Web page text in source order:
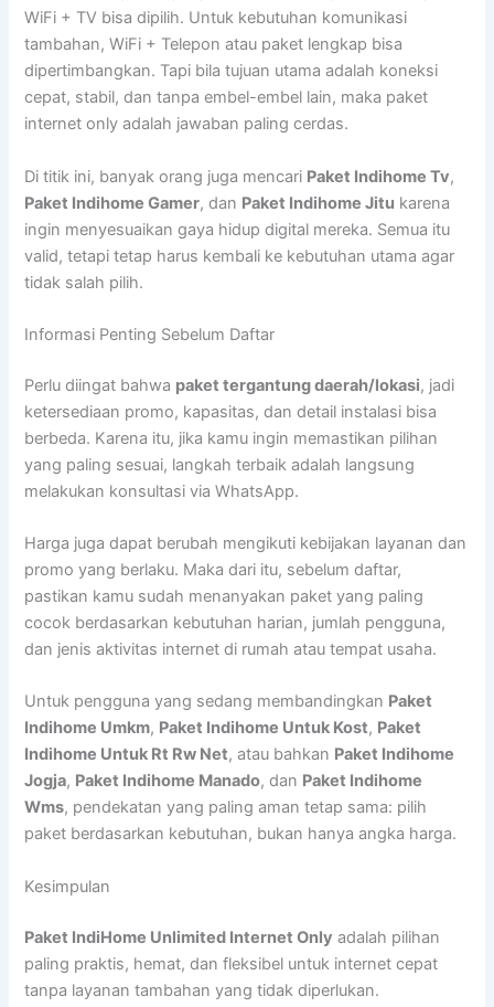
WiFi + TV bisa dipilih. Untuk kebutuhan komunikasi
tambahan, WiFi + Telepon atau paket lengkap bisa
dipertimbangkan. Tapi bila tujuan utama adalah koneksi
cepat, stabil, dan tanpa embel-embel lain, maka paket
internet only adalah jawaban paling cerdas.
Di titik ini, banyak orang juga mencari Paket Indihome Tv,
Paket Indihome Gamer, dan Paket Indihome Jitu karena
ingin menyesuaikan gaya hidup digital mereka. Semua itu
valid, tetapi tetap harus kembali ke kebutuhan utama agar
tidak salah pilih.
Informasi Penting Sebelum Daftar
Perlu diingat bahwa paket tergantung daerah/lokasi, jadi
ketersediaan promo, kapasitas, dan detail instalasi bisa
berbeda. Karena itu, jika kamu ingin memastikan pilihan
yang paling sesuai, langkah terbaik adalah langsung
melakukan konsultasi via WhatsApp.
Harga juga dapat berubah mengikuti kebijakan layanan dan
promo yang berlaku. Maka dari itu, sebelum daftar,
pastikan kamu sudah menanyakan paket yang paling
cocok berdasarkan kebutuhan harian, jumlah pengguna,
dan jenis aktivitas internet di rumah atau tempat usaha.
Untuk pengguna yang sedang membandingkan Paket
Indihome Umkm, Paket Indihome Untuk Kost, Paket
Indihome Untuk Rt Rw Net, atau bahkan Paket Indihome
Jogja, Paket Indihome Manado, dan Paket Indihome
Wms, pendekatan yang paling aman tetap sama: pilih
paket berdasarkan kebutuhan, bukan hanya angka harga.
Kesimpulan
Paket IndiHome Unlimited Internet Only adalah pilihan
paling praktis, hemat, dan fleksibel untuk internet cepat
tanpa layanan tambahan yang tidak diperlukan.